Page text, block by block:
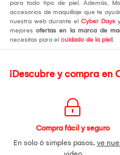
para todo tipo de piel. Además,
accesorios de maquillaje que te
nuestra web durante el Cyber Days y
mejores ofertas en la marca de
necesitas para el cuidado de la piel!.
¡Descubre y compra en
Compra fácil y seguro
En solo 6 simples pasos, ve